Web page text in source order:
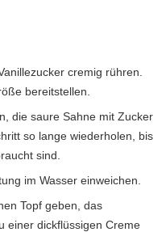
cremig rühren.
bereitstellen.
die saure Sahne mit Zucker
so lange wiederholen, bis
sind.
im Wasser einweichen.
Topf geben, das
einer dickflüssigen Creme